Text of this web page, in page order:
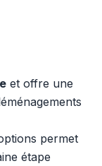
et offre une
permet
étape